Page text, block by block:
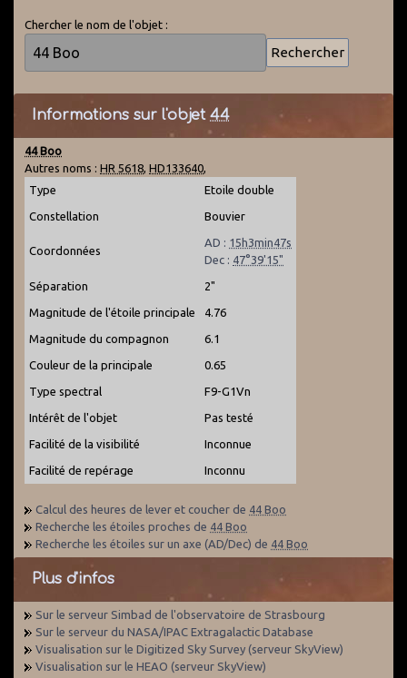
Chercher le nom de l'objet :
Informations sur l'objet 44
44 Boo
Autres noms : HR 5618, HD133640,
Type
Etoile double
Constellation Bouvier
Coordonnées
AD : 15h3min47s
Dec : 47°39'15"
Séparation 2"
Magnitude de l'étoile principale 4.76
Magnitude du compagnon 6.1
Couleur de la principale 0.65
Type spectral F9-G1Vn
Intérêt de l'objet Pas testé
Facilité de la visibilité Inconnue
Facilité de repérage Inconnu
Calcul des heures de lever et coucher de 44 Boo
Recherche les étoiles proches de 44 Boo
Recherche les étoiles sur un axe (AD/Dec) de 44 Boo
Plus d'infos
Sur le serveur Simbad de l'observatoire de Strasbourg
Sur le serveur du NASA/IPAC Extragalactic Database
Visualisation sur le Digitized Sky Survey (serveur SkyView)
Visualisation sur le HEAO (serveur SkyView)